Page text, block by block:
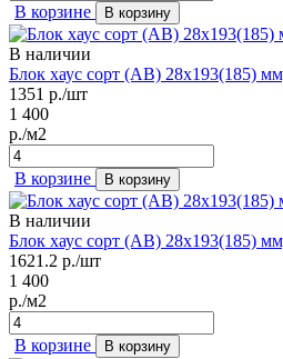
В корзине В корзину
В наличии
Блок хаус сорт (AB) 28х193(185)
1351 р./шт
1 400
р./м2
В корзине В корзину
В наличии
Блок хаус сорт (AB) 28х193(185)
1621.2 р./шт
1 400
р./м2
В корзине В корзину